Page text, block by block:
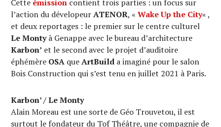
Cette émission contient trois parties : un focus sur
l’action du dévelopeurATENOR, «Wake Up the City« ,
et deux reportages : le premier sur le centre culturel
Le Montyà Genappe avec le bureau d’architecture
Karbon’ et le second avec le projet d’auditoire
éphémère OSA queArtBuild a imaginé pour le salon
Bois Construction qui s’est tenu en juillet 2021 à Paris.
Karbon’ / Le Monty
Alain Moreau est une sorte de Géo Trouvetou, il est
surtout le fondateur du Tof Théâtre, une compagnie de